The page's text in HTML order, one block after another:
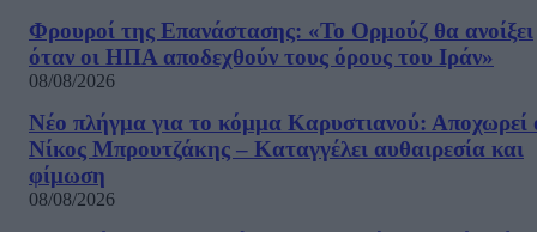
Φρουροί της Επανάστασης: «Το Ορμούζ θα ανοίξει
όταν οι ΗΠΑ αποδεχθούν τους όρους του Ιράν»
08/08/2026
Νέο πλήγμα για το κόμμα Καρυστιανού: Αποχωρεί
Νίκος Μπρουτζάκης – Καταγγέλει αυθαιρεσία και
φίμωση
08/08/2026